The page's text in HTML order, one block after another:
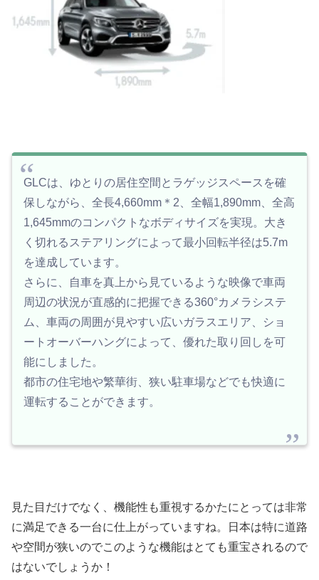
GLCは、ゆとりの居住空間とラゲッジスペースを確
保しながら、全長4,660mm＊2、全幅1,890mm、全高
1,645mmのコンパクトなボディサイズを実現。大き
く切れるステアリングによって最小回転半径は5.7m
を達成しています。
さらに、自車を真上から見ているような映像で車両
周辺の状況が直感的に把握できる360°カメラシステ
ム、車両の周囲が見やすい広いガラスエリア、ショ
ートオーバーハングによって、優れた取り回しを可
能にしました。
都市の住宅地や繁華街、狭い駐車場などでも快適に
運転することができます。
見た目だけでなく、機能性も重視するかたにとっては非常
に満足できる一台に仕上がっていますね。日本は特に道路
や空間が狭いのでこのような機能はとても重宝されるので
はないでしょうか！